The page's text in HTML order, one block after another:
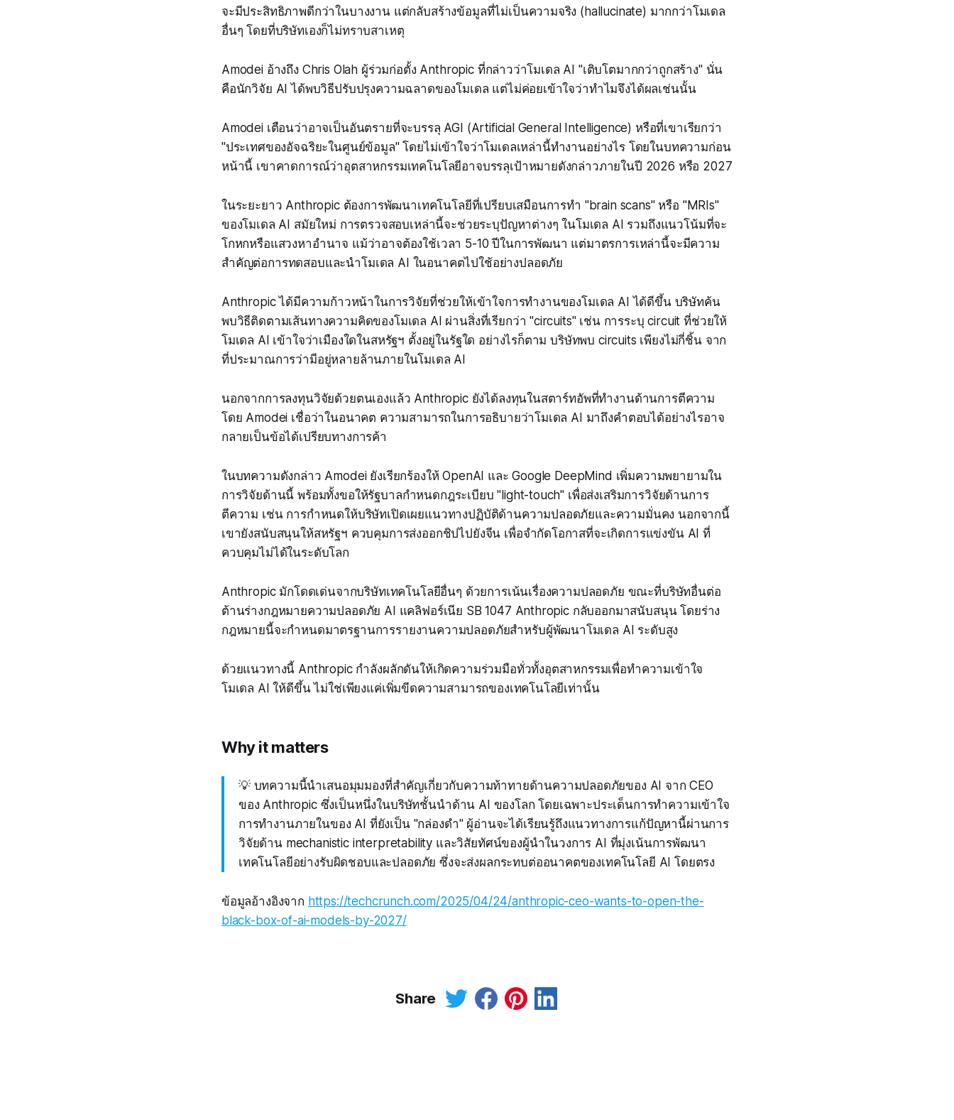
จะมีประสิทธิภาพดีกว่าในบางงาน แต่กลับสร้างข้อมูลที่ไม่เป็นความจริง (hallucinate) มากกว่าโมเดล
อื่นๆ โดยที่บริษัทเองก็ไม่ทราบสาเหตุ
Amodei อ้างถึง Chris Olah ผู้ร่วมก่อตั้ง Anthropic ที่กล่าวว่าโมเดล AI "เติบโตมากกว่าถูกสร้าง" นั่น
คือนักวิจัย AI ได้พบวิธีปรับปรุงความฉลาดของโมเดล แต่ไม่ค่อยเข้าใจว่าทำไมจึงได้ผลเช่นนั้น
Amodei เตือนว่าอาจเป็นอันตรายที่จะบรรลุ AGI (Artificial General Intelligence) หรือที่เขาเรียกว่า
"ประเทศของอัจฉริยะในศูนย์ข้อมูล" โดยไม่เข้าใจว่าโมเดลเหล่านี้ทำงานอย่างไร โดยในบทความก่อน
หน้านี้ เขาคาดการณ์ว่าอุตสาหกรรมเทคโนโลยีอาจบรรลุเป้าหมายดังกล่าวภายในปี 2026 หรือ 2027
ในระยะยาว Anthropic ต้องการพัฒนาเทคโนโลยีที่เปรียบเสมือนการทำ "brain scans" หรือ "MRIs"
ของโมเดล AI สมัยใหม่ การตรวจสอบเหล่านี้จะช่วยระบุปัญหาต่างๆ ในโมเดล AI รวมถึงแนวโน้มที่จะ
โกหกหรือแสวงหาอำนาจ แม้ว่าอาจต้องใช้เวลา 5-10 ปีในการพัฒนา แต่มาตรการเหล่านี้จะมีความ
สำคัญต่อการทดสอบและนำโมเดล AI ในอนาคตไปใช้อย่างปลอดภัย
Anthropic ได้มีความก้าวหน้าในการวิจัยที่ช่วยให้เข้าใจการทำงานของโมเดล AI ได้ดีขึ้น บริษัทค้น
พบวิธีติดตามเส้นทางความคิดของโมเดล AI ผ่านสิ่งที่เรียกว่า "circuits" เช่น การระบุ circuit ที่ช่วยให้
โมเดล AI เข้าใจว่าเมืองใดในสหรัฐฯ ตั้งอยู่ในรัฐใด อย่างไรก็ตาม บริษัทพบ circuits เพียงไม่กี่ชิ้น จาก
ที่ประมาณการว่ามีอยู่หลายล้านภายในโมเดล AI
นอกจากการลงทุนวิจัยด้วยตนเองแล้ว Anthropic ยังได้ลงทุนในสตาร์ทอัพที่ทำงานด้านการตีความ
โดย Amodei เชื่อว่าในอนาคต ความสามารถในการอธิบายว่าโมเดล AI มาถึงคำตอบได้อย่างไรอาจ
กลายเป็นข้อได้เปรียบทางการค้า
ในบทความดังกล่าว Amodei ยังเรียกร้องให้ OpenAI และ Google DeepMind เพิ่มความพยายามใน
การวิจัยด้านนี้ พร้อมทั้งขอให้รัฐบาลกำหนดกฎระเบียบ "light-touch" เพื่อส่งเสริมการวิจัยด้านการ
ตีความ เช่น การกำหนดให้บริษัทเปิดเผยแนวทางปฏิบัติด้านความปลอดภัยและความมั่นคง นอกจากนี้
เขายังสนับสนุนให้สหรัฐฯ ควบคุมการส่งออกชิปไปยังจีน เพื่อจำกัดโอกาสที่จะเกิดการแข่งขัน AI ที่
ควบคุมไม่ได้ในระดับโลก
Anthropic มักโดดเด่นจากบริษัทเทคโนโลยีอื่นๆ ด้วยการเน้นเรื่องความปลอดภัย ขณะที่บริษัทอื่นต่อ
ต้านร่างกฎหมายความปลอดภัย AI แคลิฟอร์เนีย SB 1047 Anthropic กลับออกมาสนับสนุน โดยร่าง
กฎหมายนี้จะกำหนดมาตรฐานการรายงานความปลอดภัยสำหรับผู้พัฒนาโมเดล AI ระดับสูง
ด้วยแนวทางนี้ Anthropic กำลังผลักดันให้เกิดความร่วมมือทั่วทั้งอุตสาหกรรมเพื่อทำความเข้าใจ
โมเดล AI ให้ดีขึ้น ไม่ใช่เพียงแค่เพิ่มขีดความสามารถของเทคโนโลยีเท่านั้น
Why it matters
💡 บทความนี้นำเสนอมุมมองที่สำคัญเกี่ยวกับความท้าทายด้านความปลอดภัยของ AI จาก CEO
ของ Anthropic ซึ่งเป็นหนึ่งในบริษัทชั้นนำด้าน AI ของโลก โดยเฉพาะประเด็นการทำความเข้าใจ
การทำงานภายในของ AI ที่ยังเป็น "กล่องดำ" ผู้อ่านจะได้เรียนรู้ถึงแนวทางการแก้ปัญหานี้ผ่านการ
วิจัยด้าน mechanistic interpretability และวิสัยทัศน์ของผู้นำในวงการ AI ที่มุ่งเน้นการพัฒนา
เทคโนโลยีอย่างรับผิดชอบและปลอดภัย ซึ่งจะส่งผลกระทบต่ออนาคตของเทคโนโลยี AI โดยตรง
ข้อมูลอ้างอิงจาก https://techcrunch.com/2025/04/24/anthropic-ceo-wants-to-open-the-
black-box-of-ai-models-by-2027/
Share